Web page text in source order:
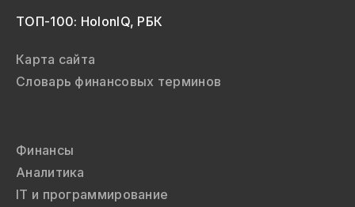
ТОП-100: HolonIQ, РБК
Карта сайта
Словарь финансовых терминов
Финансы
Аналитика
IT и программирование